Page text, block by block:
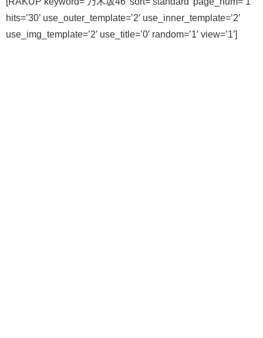
hits=’30’ use_outer_template=’2′ use_inner_template=’2′
use_img_template=’2′ use_title=’0′ random=’1′ view=’1′]